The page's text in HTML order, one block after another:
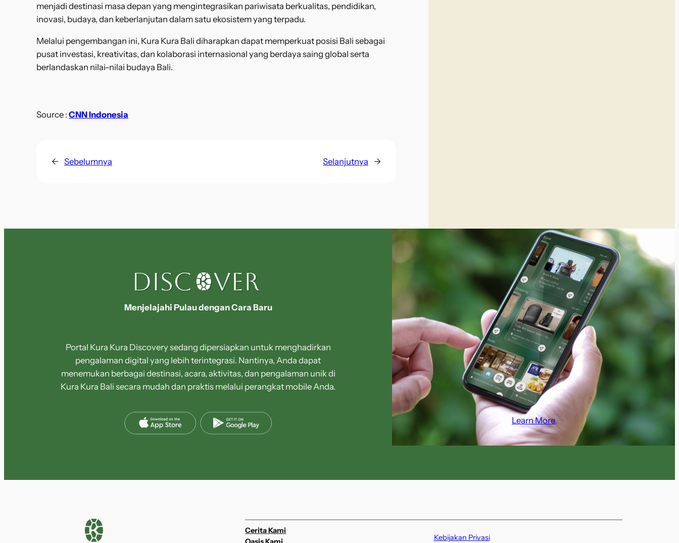
menjadi destinasi masa depan yang mengintegrasikan pariwisata berkualitas, pendidikan,
inovasi, budaya, dan keberlanjutan dalam satu ekosistem yang terpadu.
Melalui pengembangan ini, Kura Kura Bali diharapkan dapat memperkuat posisi Bali sebagai
pusat investasi, kreativitas, dan kolaborasi internasional yang berdaya saing global serta
berlandaskan nilai-nilai budaya Bali.
Source : CNN Indonesia
← Sebelumnya Selanjutnya →
Menjelajahi Pulau dengan Cara Baru
Portal Kura Kura Discovery sedang dipersiapkan untuk menghadirkan
pengalaman digital yang lebih terintegrasi. Nantinya, Anda dapat
menemukan berbagai destinasi, acara, aktivitas, dan pengalaman unik di
Kura Kura Bali secara mudah dan praktis melalui perangkat mobile Anda.
Learn More
Cerita Kami
Kebijakan Privasi